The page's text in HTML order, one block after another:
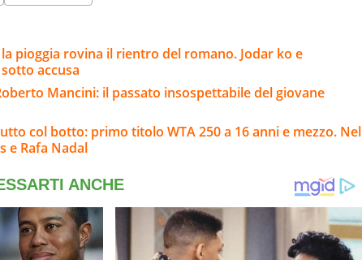
pioggia rovina il rientro del romano. Jodar ko e
accusa
Mancini: il passato insospettabile del giovane
col botto: primo titolo WTA 250 a 16 anni e mezzo. Nel
e Rafa Nadal